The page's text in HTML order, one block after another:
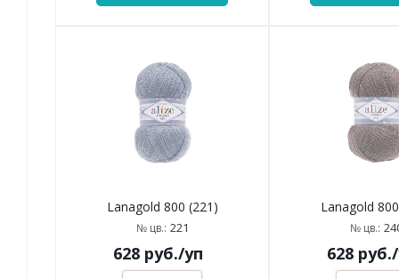
Lanagold 800 (221)
№ цв.: 221
628руб./уп
Lanagold
№ цв.:
628руб.